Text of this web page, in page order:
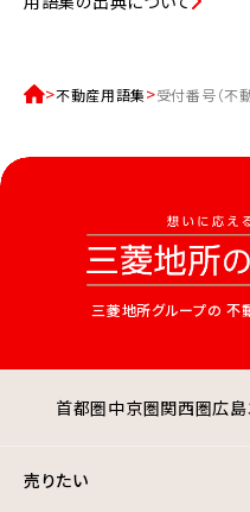
不動産用語集 受付番号（不
三菱地所グループの 不
首都圏中京圏関西圏広島
売りたい